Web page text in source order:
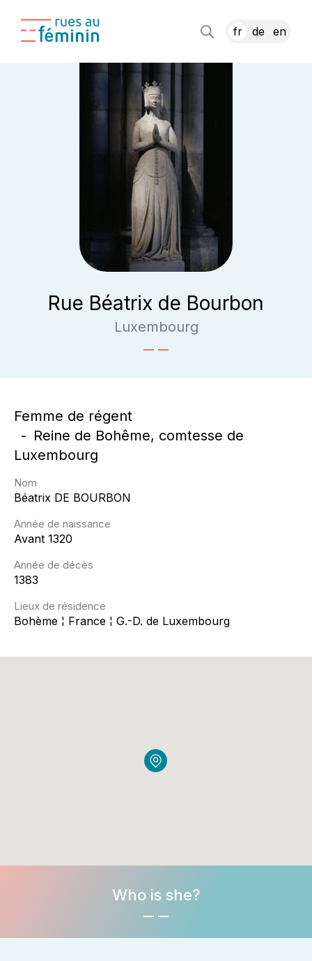
fr de en
Rue Béatrix de Bourbon
Luxembourg
Femme de régent
Reine de Bohême, comtesse de
Luxembourg
Nom
Béatrix DE BOURBON
Année de naissance
Avant 1320
Année de décès
1383
Lieux de résidence
Bohème ¦ France ¦ G.-D. de Luxembourg
Who is she?